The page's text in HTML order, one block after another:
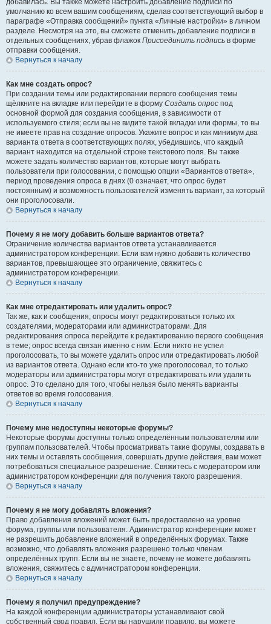
добавилась. Вы также можете настроить добавление подписи по
умолчанию ко всем вашим сообщениям, сделав соответствующий выбор в
параграфе «Отправка сообщений» пункта «Личные настройки» в личном
разделе. Несмотря на это, вы сможете отменить добавление подписи в
отдельных сообщениях, убрав флажок Присоединить подпись в форме
отправки сообщения.
Вернуться к началу
Как мне создать опрос?
При создании темы или редактировании первого сообщения темы
щёлкните на вкладке или перейдите в форму Создать опрос под
основной формой для создания сообщения, в зависимости от
используемого стиля; если вы не видите такой вкладки или формы, то вы
не имеете прав на создание опросов. Укажите вопрос и как минимум два
варианта ответа в соответствующих полях, убедившись, что каждый
вариант находится на отдельной строке текстового поля. Вы также
можете задать количество вариантов, которые могут выбрать
пользователи при голосовании, с помощью опции «Вариантов ответа»,
период проведения опроса в днях (0 означает, что опрос будет
постоянным) и возможность пользователей изменять вариант, за который
они проголосовали.
Вернуться к началу
Почему я не могу добавить больше вариантов ответа?
Ограничение количества вариантов ответа устанавливается
администратором конференции. Если вам нужно добавить количество
вариантов, превышающее это ограничение, свяжитесь с
администратором конференции.
Вернуться к началу
Как мне отредактировать или удалить опрос?
Так же, как и сообщения, опросы могут редактироваться только их
создателями, модераторами или администраторами. Для
редактирования опроса перейдите к редактированию первого сообщения
в теме; опрос всегда связан именно с ним. Если никто не успел
проголосовать, то вы можете удалить опрос или отредактировать любой
из вариантов ответа. Однако если кто-то уже проголосовал, то только
модераторы или администраторы могут отредактировать или удалить
опрос. Это сделано для того, чтобы нельзя было менять варианты
ответов во время голосования.
Вернуться к началу
Почему мне недоступны некоторые форумы?
Некоторые форумы доступны только определённым пользователям или
группам пользователей. Чтобы просматривать такие форумы, создавать в
них темы и оставлять сообщения, совершать другие действия, вам может
потребоваться специальное разрешение. Свяжитесь с модератором или
администратором конференции для получения такого разрешения.
Вернуться к началу
Почему я не могу добавлять вложения?
Право добавления вложений может быть предоставлено на уровне
форума, группы или пользователя. Администратор конференции может
не разрешить добавление вложений в определённых форумах. Также
возможно, что добавлять вложения разрешено только членам
определённых групп. Если вы не знаете, почему не можете добавлять
вложения, свяжитесь с администратором конференции.
Вернуться к началу
Почему я получил предупреждение?
На каждой конференции администраторы устанавливают свой
собственный свод правил. Если вы нарушили правило, вы можете